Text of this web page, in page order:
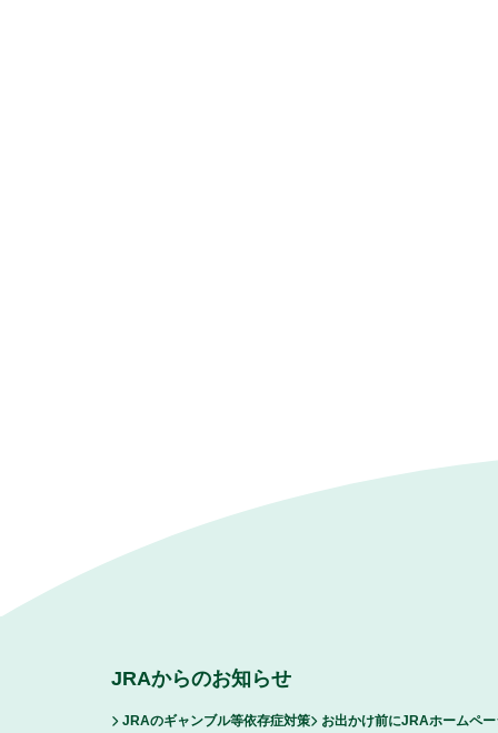
JRAからのお知らせ
JRAのギャンブル等依存症対策
お出かけ前にJRAホームペ